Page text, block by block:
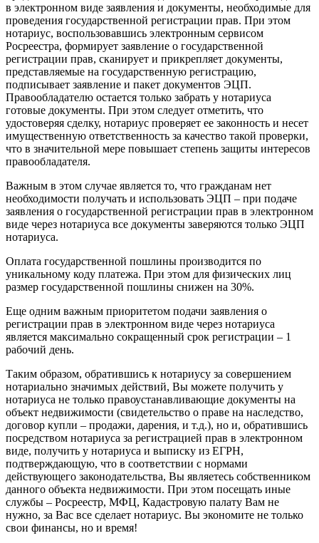
в электронном виде заявления и документы, необходимые для
проведения государственной регистрации прав. При этом
нотариус, воспользовавшись электронным сервисом
Росреестра, формирует заявление о государственной
регистрации прав, сканирует и прикрепляет документы,
представляемые на государственную регистрацию,
подписывает заявление и пакет документов ЭЦП.
Правообладателю остается только забрать у нотариуса
готовые документы. При этом следует отметить, что
удостоверяя сделку, нотариус проверяет ее законность и несет
имущественную ответственность за качество такой проверки,
что в значительной мере повышает степень защиты интересов
правообладателя.
Важным в этом случае является то, что гражданам нет
необходимости получать и использовать ЭЦП – при подаче
заявления о государственной регистрации прав в электронном
виде через нотариуса все документы заверяются только ЭЦП
нотариуса.
Оплата государственной пошлины производится по
уникальному коду платежа. При этом для физических лиц
размер государственной пошлины снижен на 30%.
Еще одним важным приоритетом подачи заявления о
регистрации прав в электронном виде через нотариуса
является максимально сокращенный срок регистрации – 1
рабочий день.
Таким образом, обратившись к нотариусу за совершением
нотариально значимых действий, Вы можете получить у
нотариуса не только правоустанавливающие документы на
объект недвижимости (свидетельство о праве на наследство,
договор купли – продажи, дарения, и т.д.), но и, обратившись
посредством нотариуса за регистрацией прав в электронном
виде, получить у нотариуса и выписку из ЕГРН,
подтверждающую, что в соответствии с нормами
действующего законодательства, Вы являетесь собственником
данного объекта недвижимости. При этом посещать иные
службы – Росреестр, МФЦ, Кадастровую палату Вам не
нужно, за Вас все сделает нотариус. Вы экономите не только
свои финансы, но и время!